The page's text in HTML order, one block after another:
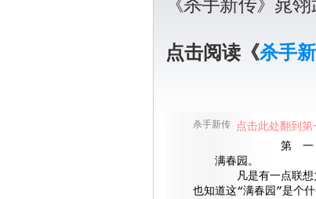
《杀手新传》晁
点击阅读《杀手
杀手新传
第 一
满春园。
凡是有一点联想力
也知道这“满春园”是个什
点击此处翻到